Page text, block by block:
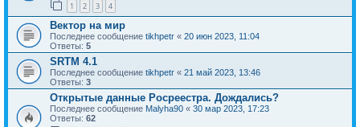
1 2 3 4
Вектор на мир
Последнее сообщение tikhpetr « 20 июн 2023, 11:04
Ответы: 5
SRTM 4.1
Последнее сообщение tikhpetr « 21 май 2023, 13:46
Ответы: 3
Открытые данные Росреестра. Дождались?
Последнее сообщение Malyha90 « 30 мар 2023, 17:23
Ответы: 62